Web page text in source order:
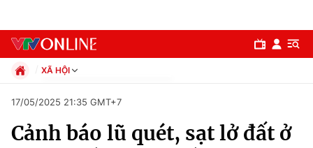
Chuyên mục
XÃ HỘI
Xã hội
Pháp luật
17/05/2025 21:35 GMT+7
Cảnh báo lũ quét, sạt lở đất ở